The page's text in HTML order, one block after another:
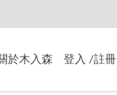
於木入森 登入 /註冊